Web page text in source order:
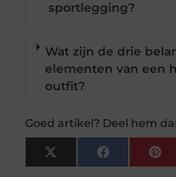
sportlegging?
Wat zijn de drie
elementen van een
outfit?
Goed artikel? Deel hem
X
(Twitter)
Facebook